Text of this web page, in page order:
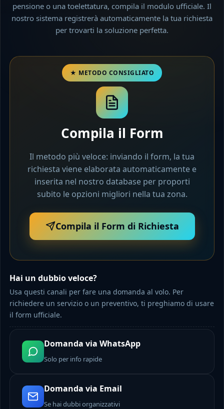
pensione o una toelettatura, compila il modulo ufficiale. Il
nostro sistema registrerà automaticamente la tua richiesta
per trovarti la soluzione perfetta.
Compila il Form
Il metodo più veloce: inviando il form, la tua
richiesta viene elaborata automaticamente e
inserita nel nostro database per proporti
subito le opzioni migliori nella tua zona.
Compila il Form di Richiesta
Hai un dubbio veloce?
Usa questi canali per fare una domanda al volo. Per
richiedere un servizio o un preventivo, ti preghiamo di usare
il form ufficiale.
Domanda via WhatsApp
Solo per info rapide
Domanda via Email
Se hai dubbi organizzativi